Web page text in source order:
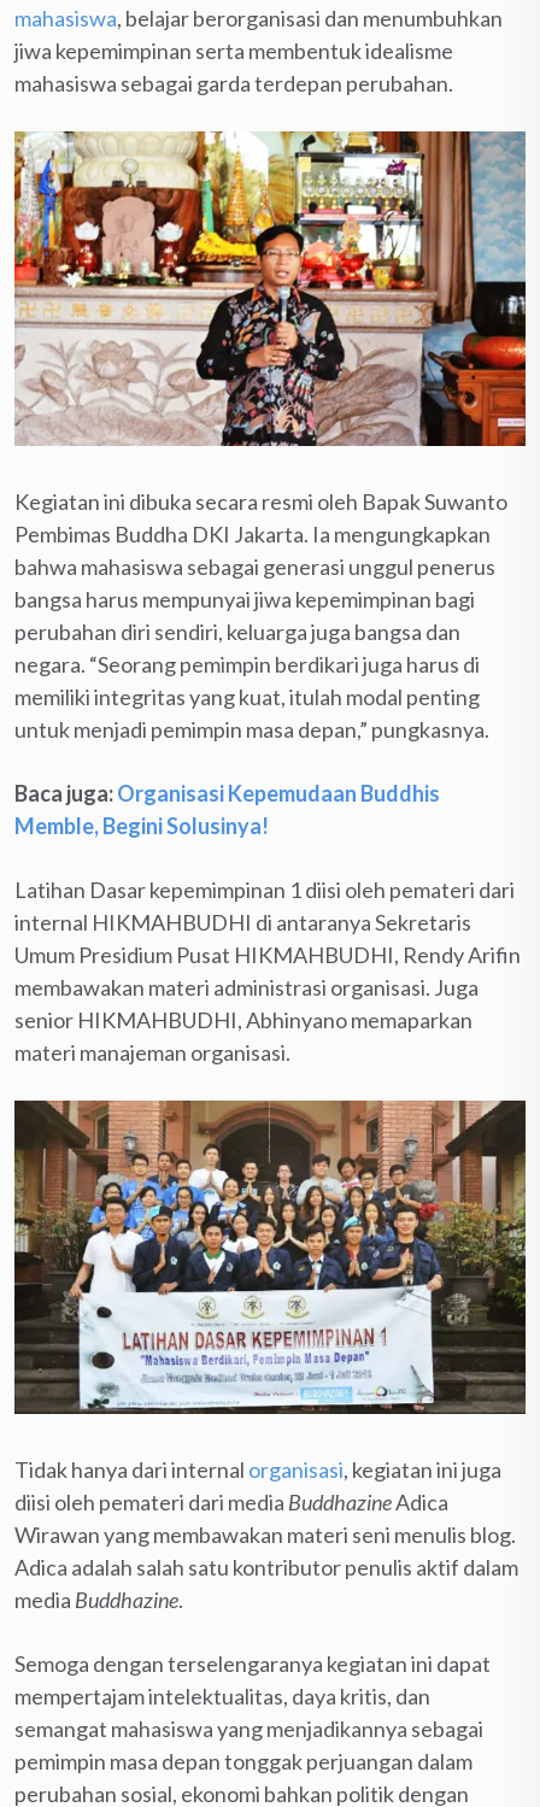
mahasiswa, belajar berorganisasi dan menumbuhkan
jiwa kepemimpinan serta membentuk idealisme
mahasiswa sebagai garda terdepan perubahan.
Kegiatan ini dibuka secara resmi oleh Bapak Suwanto
Pembimas Buddha DKI Jakarta. Ia mengungkapkan
bahwa mahasiswa sebagai generasi unggul penerus
bangsa harus mempunyai jiwa kepemimpinan bagi
perubahan diri sendiri, keluarga juga bangsa dan
negara. “Seorang pemimpin berdikari juga harus di
memiliki integritas yang kuat, itulah modal penting
untuk menjadi pemimpin masa depan,” pungkasnya.
Baca juga:Organisasi Kepemudaan Buddhis
Memble, Begini Solusinya!
Latihan Dasar kepemimpinan 1 diisi oleh pemateri dari
internal HIKMAHBUDHI di antaranya Sekretaris
Umum Presidium Pusat HIKMAHBUDHI, Rendy Arifin
membawakan materi administrasi organisasi. Juga
senior HIKMAHBUDHI, Abhinyano memaparkan
materi manajeman organisasi.
Tidak hanya dari internal organisasi, kegiatan ini juga
diisi oleh pemateri dari media BuddhazineAdica
Wirawan yang membawakan materi seni menulis blog.
Adica adalah salah satu kontributor penulis aktif dalam
media Buddhazine.
Semoga dengan terselengaranya kegiatan ini dapat
mempertajam intelektualitas, daya kritis, dan
semangat mahasiswa yang menjadikannya sebagai
pemimpin masa depan tonggak perjuangan dalam
perubahan sosial, ekonomi bahkan politik dengan